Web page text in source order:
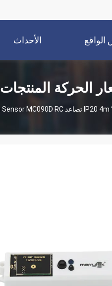
الأحداث
الحركة المنتجات